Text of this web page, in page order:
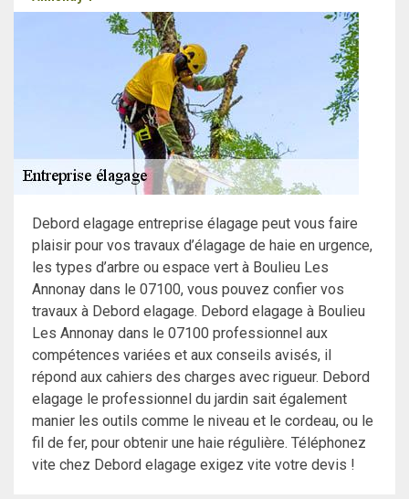
Debord elagage entreprise élagage peut vous faire
plaisir pour vos travaux d’élagage de haie en urgence,
les types d’arbre ou espace vert à Boulieu Les
Annonay dans le 07100, vous pouvez confier vos
travaux à Debord elagage. Debord elagage à Boulieu
Les Annonay dans le 07100 professionnel aux
compétences variées et aux conseils avisés, il
répond aux cahiers des charges avec rigueur. Debord
elagage le professionnel du jardin sait également
manier les outils comme le niveau et le cordeau, ou le
fil de fer, pour obtenir une haie régulière. Téléphonez
vite chez Debord elagage exigez vite votre devis !